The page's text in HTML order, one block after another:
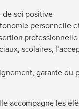
de soi positive
personnelle
scolaires,
garante
accompagne les